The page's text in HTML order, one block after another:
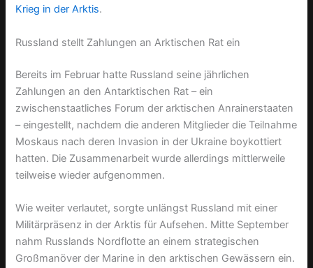
Krieg in der Arktis.
Russland stellt Zahlungen an Arktischen Rat ein
Bereits im Februar hatte Russland seine jährlichen
Zahlungen an den Antarktischen Rat – ein
zwischenstaatliches Forum der arktischen Anrainerstaaten
– eingestellt, nachdem die anderen Mitglieder die Teilnahme
Moskaus nach deren Invasion in der Ukraine boykottiert
hatten. Die Zusammenarbeit wurde allerdings mittlerweile
teilweise wieder aufgenommen.
Wie weiter verlautet, sorgte unlängst Russland mit einer
Militärpräsenz in der Arktis für Aufsehen. Mitte September
nahm Russlands Nordflotte an einem strategischen
Großmanöver der Marine in den arktischen Gewässern ein.